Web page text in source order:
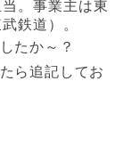
。事業主は東
鉄道）。
たか～？
ら追記してお